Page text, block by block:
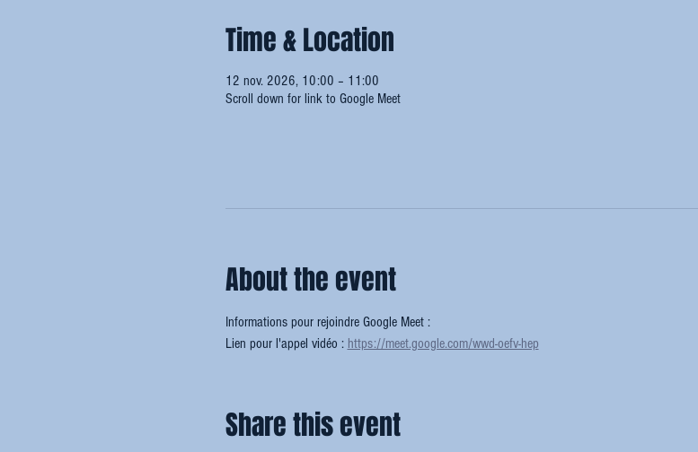
Time & Location
12 nov. 2026, 10:00 – 11:00
Scroll down for link to Google Meet
About the event
Informations pour rejoindre Google Meet :
Lien pour l'appel vidéo : https://meet.google.com/wwd-oefv-hep
Share this event